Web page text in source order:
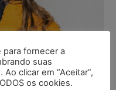
para fornecer a
suas
clicar em “Aceitar”,
os cookies.